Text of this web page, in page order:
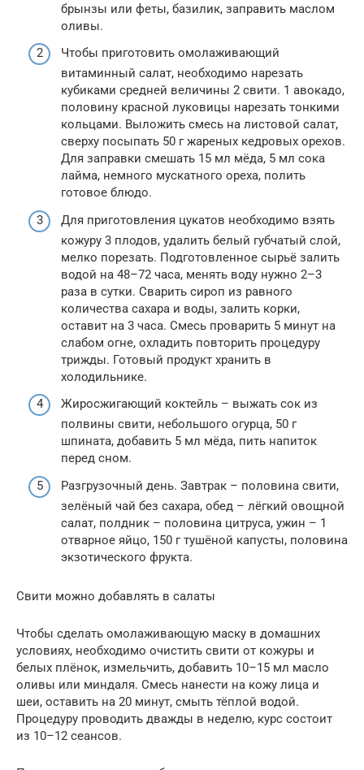
брынзы или феты, базилик, заправить маслом
оливы.
Чтобы приготовить омолаживающий
витаминный салат, необходимо нарезать
кубиками средней величины 2 свити. 1 авокадо,
половину красной луковицы нарезать тонкими
кольцами. Выложить смесь на листовой салат,
сверху посыпать 50 г жареных кедровых орехов.
Для заправки смешать 15 мл мёда, 5 мл сока
лайма, немного мускатного ореха, полить
готовое блюдо.
Для приготовления цукатов необходимо взять
кожуру 3 плодов, удалить белый губчатый слой,
мелко порезать. Подготовленное сырьё залить
водой на 48–72 часа, менять воду нужно 2–3
раза в сутки. Сварить сироп из равного
количества сахара и воды, залить корки,
оставит на 3 часа. Смесь проварить 5 минут на
слабом огне, охладить повторить процедуру
трижды. Готовый продукт хранить в
холодильнике.
Жиросжигающий коктейль – выжать сок из
полвины свити, небольшого огурца, 50 г
шпината, добавить 5 мл мёда, пить напиток
перед сном.
Разгрузочный день. Завтрак – половина свити,
зелёный чай без сахара, обед – лёгкий овощной
салат, полдник – половина цитруса, ужин – 1
отварное яйцо, 150 г тушёной капусты, половина
экзотического фрукта.
Свити можно добавлять в салаты
Чтобы сделать омолаживающую маску в домашних
условиях, необходимо очистить свити от кожуры и
белых плёнок, измельчить, добавить 10–15 мл масло
оливы или миндаля. Смесь нанести на кожу лица и
шеи, оставить на 20 минут, смыть тёплой водой.
Процедуру проводить дважды в неделю, курс состоит
из 10–12 сеансов.